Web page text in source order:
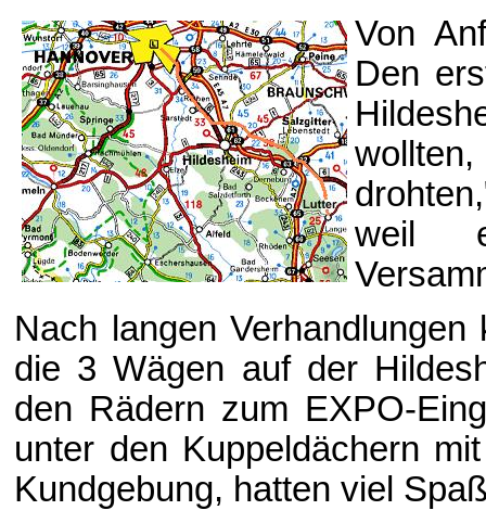
Von
Den
weil
Nach langen
die 3 Wägen auf der
den Rädern zum EXPO-
unter den Kuppeldächern
Kundgebung, hatten viel